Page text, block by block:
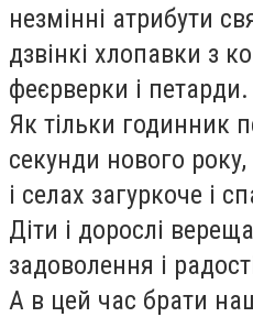
незмінні атрибути
дзвінкі хлопавки з
феєрверки і петарди.
Як тільки годинник
секунди нового
і селах загуркоче і
Діти і дорослі
задоволення і
А в цей час брати